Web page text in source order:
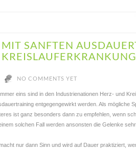
MIT SANFTEN
NO COMMENTS YET
eins sind in den Industrienationen Herz- und
entgegengewirkt werden. Als mögliche
ist ganz besonders dann zu empfehlen, wenn
solchen Fall werden ansonsten die Gelenke
nur dann Sinn und wird auf Dauer praktiziert,